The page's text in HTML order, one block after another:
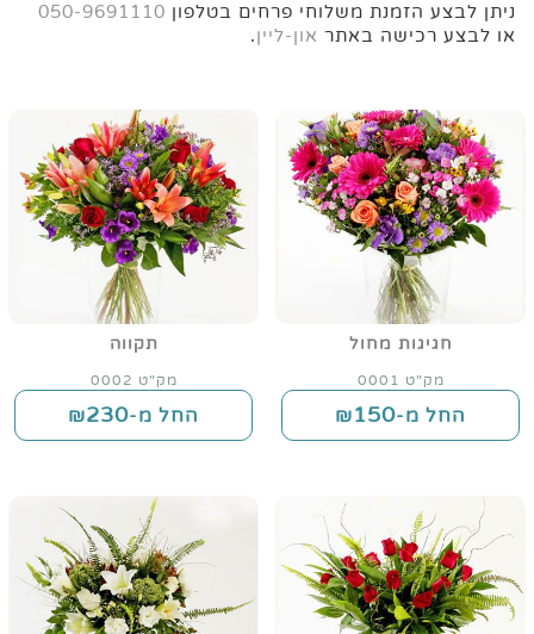
ניתן לבצע הזמנת משלוחי פרחים בטלפון 050-9691110
או לבצע רכישה באתר און-ליין.
חגיגות מחול
מק"ט 0001
החל מ-₪150
תקווה
מק"ט 0002
החל מ-₪230